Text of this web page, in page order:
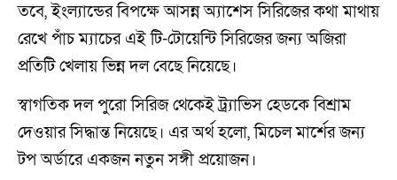
তবে, ইংল্যান্ডের বিপক্ষে আসন্ন অ্যাশেস সিরিজের কথা মাথায়
রেখে পাঁচ ম্যাচের এই টি-টোয়েন্টি সিরিজের জন্য অজিরা
প্রতিটি খেলায় ভিন্ন দল বেছে নিয়েছে।
স্বাগতিক দল পুরো সিরিজ থেকেই ট্র্যাভিস হেডকে বিশ্রাম
দেওয়ার সিদ্ধান্ত নিয়েছে। এর অর্থ হলো, মিচেল মার্শের জন্য
টপ অর্ডারে একজন নতুন সঙ্গী প্রয়োজন।